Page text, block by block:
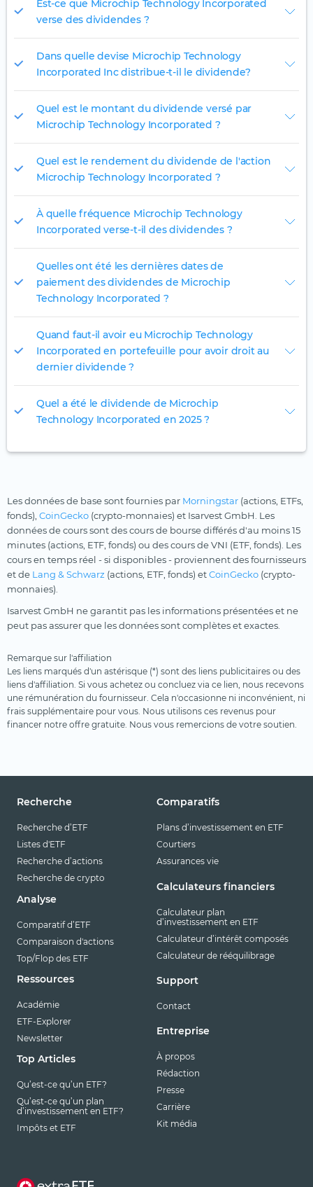
Est-ce que Microchip Technology Incorporated
verse des dividendes ?
Dans quelle devise Microchip Technology
Incorporated Inc distribue-t-il le dividende?
Quel est le montant du dividende versé par
Microchip Technology Incorporated ?
Quel est le rendement du dividende de l'action
Microchip Technology Incorporated ?
À quelle fréquence Microchip Technology
Incorporated verse-t-il des dividendes ?
Quelles ont été les dernières dates de
paiement des dividendes de Microchip
Technology Incorporated ?
Quand faut-il avoir eu Microchip Technology
Incorporated en portefeuille pour avoir droit au
dernier dividende ?
Quel a été le dividende de Microchip
Technology Incorporated en 2025 ?
Les données de base sont fournies par Morningstar (actions, ETFs,
fonds), CoinGecko (crypto-monnaies) et Isarvest GmbH. Les
données de cours sont des cours de bourse différés d'au moins 15
minutes (actions, ETF, fonds) ou des cours de VNI (ETF, fonds). Les
cours en temps réel - si disponibles - proviennent des fournisseurs
et de Lang & Schwarz (actions, ETF, fonds) etCoinGecko (crypto-
monnaies).
Isarvest GmbH ne garantit pas les informations présentées et ne
peut pas assurer que les données sont complètes et exactes.
Remarque sur l'affiliation
Les liens marqués d'un astérisque (*) sont des liens publicitaires ou des
liens d'affiliation. Si vous achetez ou concluez via ce lien, nous recevons
une rémunération du fournisseur. Cela n'occasionne ni inconvénient, ni
frais supplémentaire pour vous. Nous utilisons ces revenus pour
financer notre offre gratuite. Nous vous remercions de votre soutien.
Recherche
Recherche d’ETF
Listes d'ETF
Recherche d’actions
Recherche de crypto
Analyse
Comparatif d’ETF
Comparaison d'actions
Top/Flop des ETF
Ressources
Académie
ETF-Explorer
Newsletter
Top Articles
Qu’est-ce qu’un ETF?
Qu’est-ce qu’un plan
d’investissement en ETF?
Impôts et ETF
Comparatifs
Plans d’investissement en ETF
Courtiers
Assurances vie
Calculateurs financiers
Calculateur plan
d’investissement en ETF
Calculateur d’intérêt composés
Calculateur de rééquilibrage
Support
Contact
Entreprise
À propos
Rédaction
Presse
Carrière
Kit média